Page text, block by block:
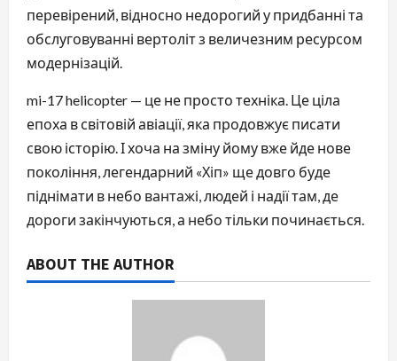
перевірений, відносно недорогий у придбанні та
обслуговуванні вертоліт з величезним ресурсом
модернізацій.
mi-17 helicopter — це не просто техніка. Це ціла
епоха в світовій авіації, яка продовжує писати
свою історію. І хоча на зміну йому вже йде нове
покоління, легендарний «Хіп» ще довго буде
піднімати в небо вантажі, людей і надії там, де
дороги закінчуються, а небо тільки починається.
ABOUT THE AUTHOR